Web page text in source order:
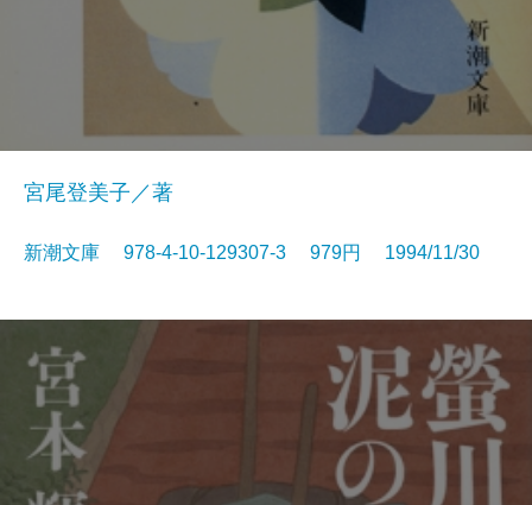
宮尾登美子／著
新潮文庫 978-4-10-129307-3 979円 1994/11/30